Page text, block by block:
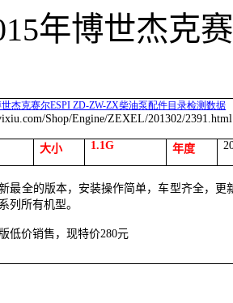
年博世杰克
世杰克赛尔ESPI ZD-ZW-ZX柴油泵配件目录检测数据
Shop/Engine/ZEXEL/201302/2391.html
大小 1.1G 年度
最全的版本，安装操作简单，车型齐全，更
列所有机型。
低价销售，现特价280元